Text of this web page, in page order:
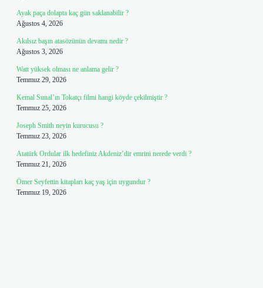
Ayak paça dolapta kaç gün saklanabilir ?
Ağustos 4, 2026
Akılsız başın atasözünün devamı nedir ?
Ağustos 3, 2026
Watt yüksek olması ne anlama gelir ?
Temmuz 29, 2026
Kemal Sunal’ın Tokatçı filmi hangi köyde çekilmiştir ?
Temmuz 25, 2026
Joseph Smith neyin kurucusu ?
Temmuz 23, 2026
Atatürk Ordular ilk hedefiniz Akdeniz’dir emrini nerede verdi ?
Temmuz 21, 2026
Ömer Seyfettin kitapları kaç yaş için uygundur ?
Temmuz 19, 2026